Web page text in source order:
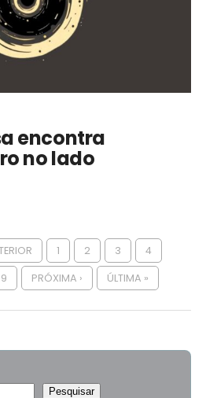
encontra
no lado
1 2 3 4
9 PRÓXIMA › ÚLTIMA »
Pesquisar